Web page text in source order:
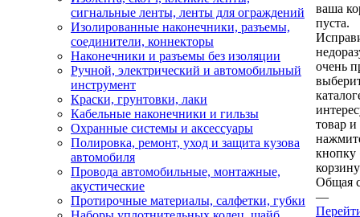
сигнальные ленты, ленты для ограждений
Изолированные наконечники, разъемы,
соединители, коннекторы
Наконечники и разъемы без изоляции
Ручной, электрический и автомобильный
инструмент
Краски, грунтовки, лаки
Кабельные наконечники и гильзы
Охранные системы и аксессуары
Полировка, ремонт, уход и защита кузова
автомобиля
Провода автомобильные, монтажные,
акустические
Протирочные материалы, салфетки, губки
ваша
пуста.
очень
товар и
кнопку
Общая
—